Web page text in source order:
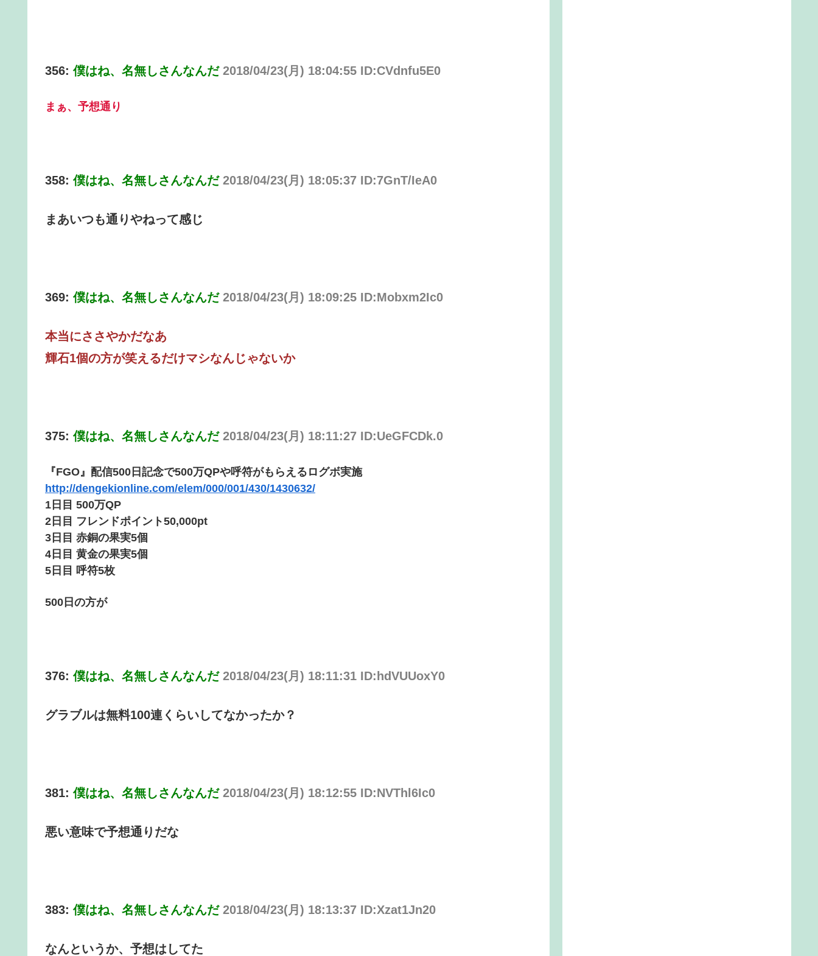
356:僕はね、名無しさんなんだ 2018/04/23(月) 18:04:55 ID:CVdnfu5E0
まぁ、予想通り
358:僕はね、名無しさんなんだ 2018/04/23(月) 18:05:37 ID:7GnT/IeA0
まあいつも通りやねって感じ
369:僕はね、名無しさんなんだ 2018/04/23(月) 18:09:25 ID:Mobxm2Ic0
本当にささやかだなあ
輝石1個の方が笑えるだけマシなんじゃないか
375:僕はね、名無しさんなんだ 2018/04/23(月) 18:11:27 ID:UeGFCDk.0
『FGO』配信500日記念で500万QPや呼符がもらえるログボ実施
http://dengekionline.com/elem/000/001/430/1430632/
1日目 500万QP
2日目 フレンドポイント50,000pt
3日目 赤銅の果実5個
4日目 黄金の果実5個
5日目 呼符5枚
500日の方が
376:僕はね、名無しさんなんだ 2018/04/23(月) 18:11:31 ID:hdVUUoxY0
グラブルは無料100連くらいしてなかったか？
381:僕はね、名無しさんなんだ 2018/04/23(月) 18:12:55 ID:NVThl6Ic0
悪い意味で予想通りだな
383:僕はね、名無しさんなんだ 2018/04/23(月) 18:13:37 ID:Xzat1Jn20
なんというか、予想はしてた